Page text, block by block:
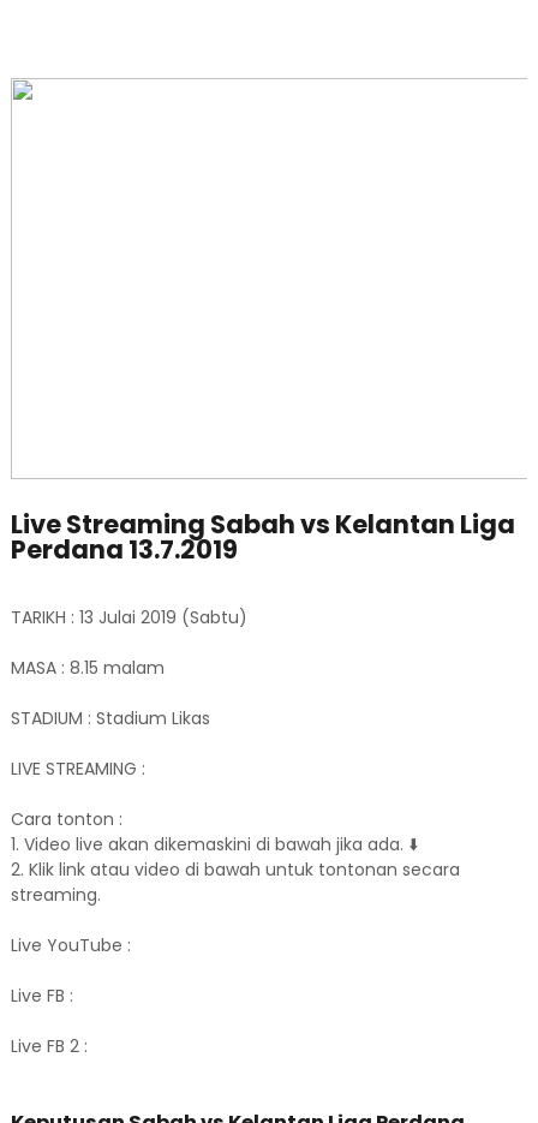
Live Streaming Sabah vs Kelantan Liga
Perdana 13.7.2019
TARIKH : 13 Julai 2019 (Sabtu)
MASA : 8.15 malam
STADIUM : Stadium Likas
LIVE STREAMING :
Cara tonton :
1. Video live akan dikemaskini di bawah jika ada. ⬇️
2. Klik link atau video di bawah untuk tontonan secara
streaming.
Live YouTube :
Live FB :
Live FB 2 :